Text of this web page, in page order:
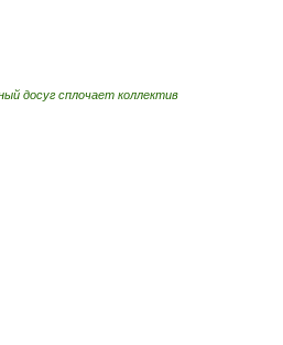
досуг сплочает коллектив